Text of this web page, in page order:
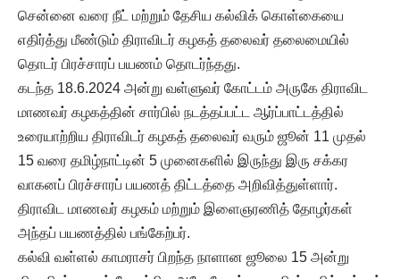
சென்னை வரை நீட் மற்றும் தேசிய கல்விக் கொள்கையை
எதிர்த்து மீண்டும் திராவிடர் கழகத் தலைவர் தலைமையில்
தொடர் பிரச்சாரப் பயணம் தொடர்ந்தது.
கடந்த 18.6.2024 அன்று வள்ளுவர் கோட்டம் அருகே திராவிட
மாணவர் கழகத்தின் சார்பில் நடத்தப்பட்ட ஆர்ப்பாட்டத்தில்
உரையாற்றிய திராவிடர் கழகத் தலைவர் வரும் ஜூன் 11 முதல்
15 வரை தமிழ்நாட்டின் 5 முனைகளில் இருந்து இரு சக்கர
வாகனப் பிரச்சாரப் பயணத் திட்டத்தை அறிவித்துள்ளார்.
திராவிட மாணவர் கழகம் மற்றும் இளைஞரணித் தோழர்கள்
அந்தப் பயணத்தில் பங்கேற்பர்.
கல்வி வள்ளல் காமராசர் பிறந்த நாளான ஜூலை 15 அன்று